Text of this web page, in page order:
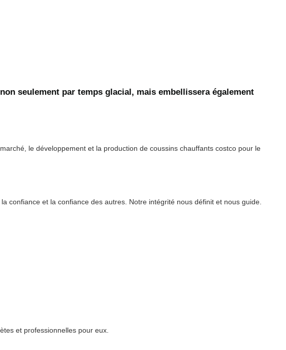
seulement par temps glacial, mais embellissera également
le développement et la production de coussins chauffants costco pour le
confiance et la confiance des autres. Notre intégrité nous définit et nous guide.
et professionnelles pour eux.